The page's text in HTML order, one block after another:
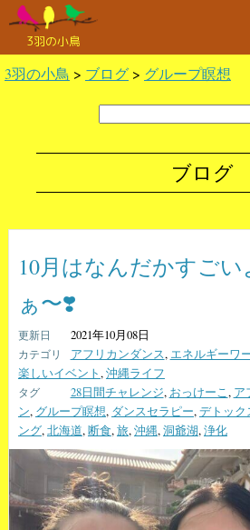
3羽の小鳥
3羽の小鳥 > ブログ > グループ瞑想
ブログ
10月はなんだかすご
ぁ〜❣️
2021年10月08日
アフリカンダンス, エネルギーワ
楽しいイベント,沖縄ライフ
28日間チャレンジ, おっけーこ, ア
ン, グループ瞑想, ダンスセラピー,デトック
ング,北海道,断食,旅,沖縄,洞爺湖,浄化